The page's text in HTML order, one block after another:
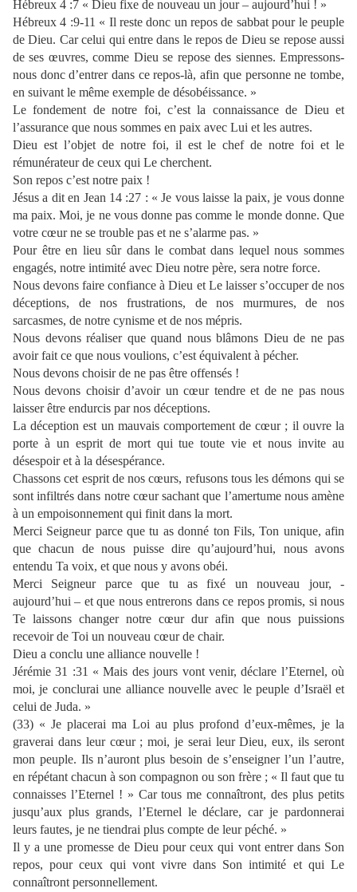
Hébreux 4 :7 « Dieu fixe de nouveau un jour – aujourd’hui ! »
Hébreux 4 :9-11 « Il reste donc un repos de sabbat pour le peuple
de Dieu. Car celui qui entre dans le repos de Dieu se repose aussi
de ses œuvres, comme Dieu se repose des siennes. Empressons-
nous donc d’entrer dans ce repos-là, afin que personne ne tombe,
en suivant le même exemple de désobéissance. »
Le fondement de notre foi, c’est la connaissance de Dieu et
l’assurance que nous sommes en paix avec Lui et les autres.
Dieu est l’objet de notre foi, il est le chef de notre foi et le
rémunérateur de ceux qui Le cherchent.
Son repos c’est notre paix !
Jésus a dit en Jean 14 :27 : « Je vous laisse la paix, je vous donne
ma paix. Moi, je ne vous donne pas comme le monde donne. Que
votre cœur ne se trouble pas et ne s’alarme pas. »
Pour être en lieu sûr dans le combat dans lequel nous sommes
engagés, notre intimité avec Dieu notre père, sera notre force.
Nous devons faire confiance à Dieu et Le laisser s’occuper de nos
déceptions, de nos frustrations, de nos murmures, de nos
sarcasmes, de notre cynisme et de nos mépris.
Nous devons réaliser que quand nous blâmons Dieu de ne pas
avoir fait ce que nous voulions, c’est équivalent à pécher.
Nous devons choisir de ne pas être offensés !
Nous devons choisir d’avoir un cœur tendre et de ne pas nous
laisser être endurcis par nos déceptions.
La déception est un mauvais comportement de cœur ; il ouvre la
porte à un esprit de mort qui tue toute vie et nous invite au
désespoir et à la désespérance.
Chassons cet esprit de nos cœurs, refusons tous les démons qui se
sont infiltrés dans notre cœur sachant que l’amertume nous amène
à un empoisonnement qui finit dans la mort.
Merci Seigneur parce que tu as donné ton Fils, Ton unique, afin
que chacun de nous puisse dire qu’aujourd’hui, nous avons
entendu Ta voix, et que nous y avons obéi.
Merci Seigneur parce que tu as fixé un nouveau jour, -
aujourd’hui – et que nous entrerons dans ce repos promis, si nous
Te laissons changer notre cœur dur afin que nous puissions
recevoir de Toi un nouveau cœur de chair.
Dieu a conclu une alliance nouvelle !
Jérémie 31 :31 « Mais des jours vont venir, déclare l’Eternel, où
moi, je conclurai une alliance nouvelle avec le peuple d’Israël et
celui de Juda. »
(33) « Je placerai ma Loi au plus profond d’eux-mêmes, je la
graverai dans leur cœur ; moi, je serai leur Dieu, eux, ils seront
mon peuple. Ils n’auront plus besoin de s’enseigner l’un l’autre,
en répétant chacun à son compagnon ou son frère ; « Il faut que tu
connaisses l’Eternel ! » Car tous me connaîtront, des plus petits
jusqu’aux plus grands, l’Eternel le déclare, car je pardonnerai
leurs fautes, je ne tiendrai plus compte de leur péché. »
Il y a une promesse de Dieu pour ceux qui vont entrer dans Son
repos, pour ceux qui vont vivre dans Son intimité et qui Le
connaîtront personnellement.